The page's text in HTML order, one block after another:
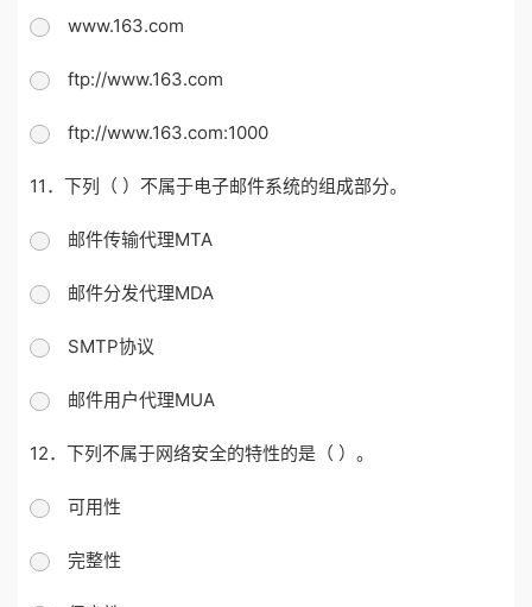
www.163.com
ftp://www.163.com
ftp://www.163.com:1000
11．下列（ ）不属于电子邮件系统的组成部分。
邮件传输代理MTA
邮件分发代理MDA
SMTP协议
邮件用户代理MUA
12．下列不属于网络安全的特性的是（ ）。
可用性
完整性